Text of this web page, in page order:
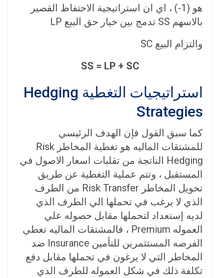
هو (1-) ، اي ان استراتيجية الاحتفاظ القصير
بالاسهم SS تدمج بين خيار حق البيع LP
والتزام البيع SC
SS = LP + SC
استراتيجيات التغطية Hedging
Strategies
كما سبق القول فإن الهدف الرئيسي
للمشتقات الماليه هو تغطية المخاطر Risk
Hedging الناتجة من تقلبات اسعار الاصول في
المستقبل ، وتتم عملية التغطية عن طريق
تحويل المخاطر Risk Transfer من الطرف
الذي لا يرغب في تحملها الي الطرف الذي
لديه إستعداد لتحملها مقابل حصوله علي
العموله Premium ، فالمشتقات الماليه تعطي
الفرصه المستثمرين للتأمين Insurance ضد
المخاطر التي لا يرغون في تحملها مقابل دفع
تكلفة ذلك في شكل العموله للطرف الذي